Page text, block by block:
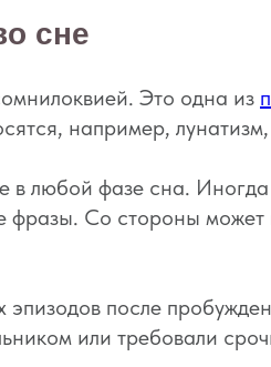
сне
Это одна из
например, лунатизм,
в любой фазе сна.
Со стороны может
после
или требовали